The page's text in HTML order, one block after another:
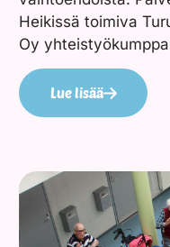
Heikissä toimiva
Oy
Lue lisää